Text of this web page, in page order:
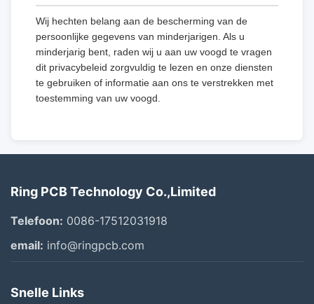
Wij hechten belang aan de bescherming van de
persoonlijke gegevens van minderjarigen. Als u
minderjarig bent, raden wij u aan uw voogd te vragen
dit privacybeleid zorgvuldig te lezen en onze diensten
te gebruiken of informatie aan ons te verstrekken met
toestemming van uw voogd.
Ring PCB Technology Co.,Limited
Telefoon: 0086-17512031918
email: info@ringpcb.com
Snelle Links